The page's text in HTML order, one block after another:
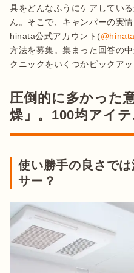
具をどんなふうにケアしてい
ん。そこで、キャンパーの実
hinata公式アカウント(
方法を募集。集まった回答の
クニックをいくつかピックアッ
圧倒的に多かった
燥」。100均アイ
使い勝手の良さで
サー？